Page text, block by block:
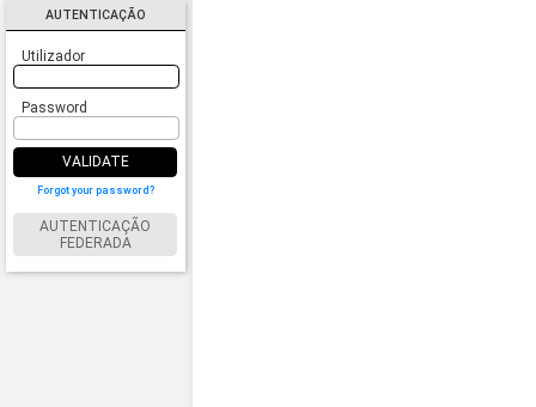
AUTENTICAÇÃO
Utilizador
Password
VALIDATE
Forgot your password?
AUTENTICAÇÃO
FEDERADA